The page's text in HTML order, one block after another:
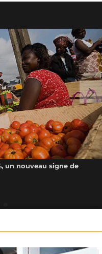
un nouveau signe de